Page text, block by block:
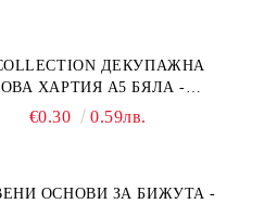
ДЕКУПАЖНА
ХАРТИЯ А5 БЯЛА -
€0.30 0.59лв.
ОСНОВИ ЗА БИЖУТА -